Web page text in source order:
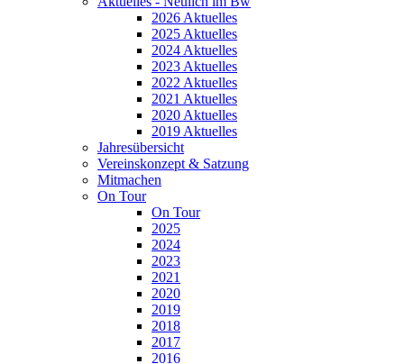
2026 Aktuelles
2025 Aktuelles
2024 Aktuelles
2023 Aktuelles
2022 Aktuelles
2021 Aktuelles
2020 Aktuelles
2019 Aktuelles
Jahresübersicht
Vereinskonzept & Satzung
Mitmachen
On Tour
On Tour
2025
2024
2023
2021
2020
2019
2018
2017
2016